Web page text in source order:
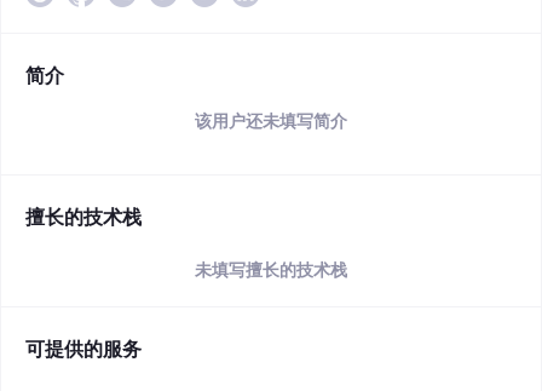
简介
该用户还未填写简介
擅长的技术栈
未填写擅长的技术栈
可提供的服务